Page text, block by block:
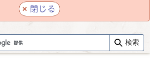
閉じる
検索